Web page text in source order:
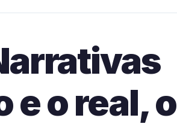
o real, o